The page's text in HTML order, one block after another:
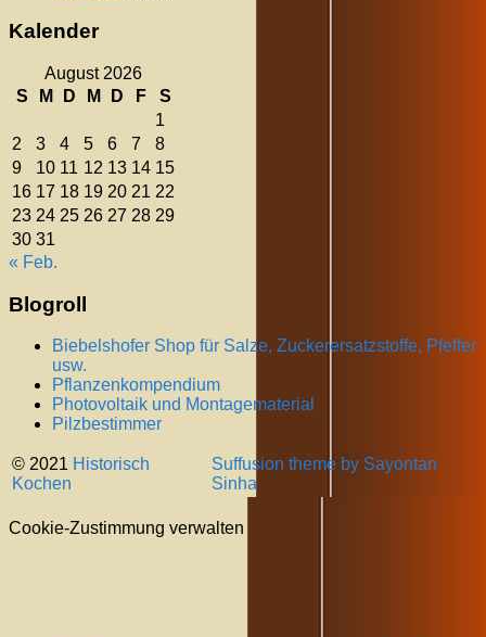
Kalender
August 2026
S
M D M D F
S
1
2
3 4 5 6 7
8
9
10 11 12 13 14 15
16 17 18 19 20 21 22
23 24 25 26 27 28 29
30 31
« Feb.
Blogroll
Biebelshofer Shop für Salze, Zuckerersatzstoffe, Pfeffer
usw.
Pflanzenkompendium
Photovoltaik und Montagematerial
Pilzbestimmer
© 2021 Historisch
Kochen
Suffusion theme by Sayontan
Sinha
Cookie-Zustimmung verwalten